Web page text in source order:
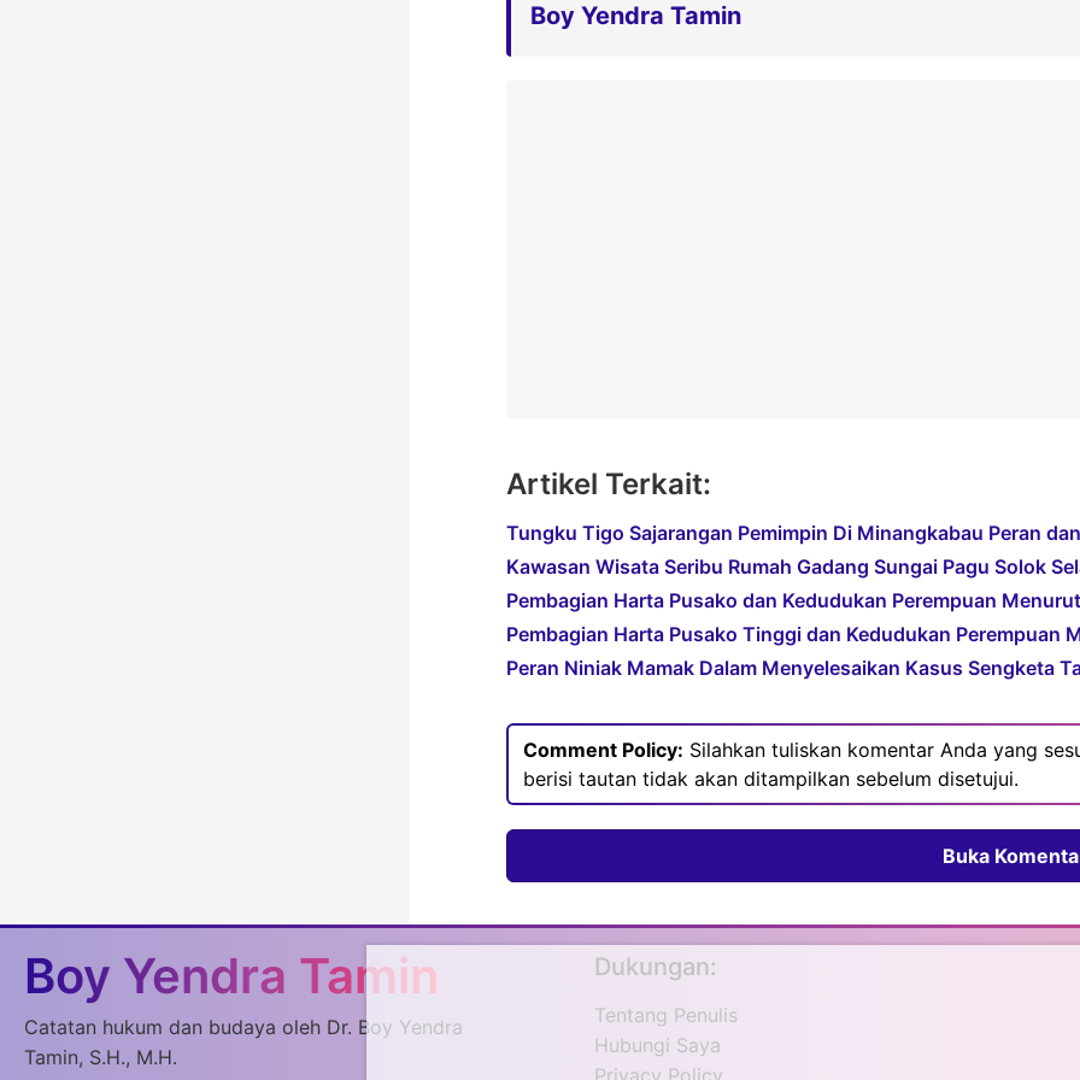
Boy Yendra Tamin
Artikel Terkait:
Tungku Tigo Sajarangan Pemimpin Di Minangkabau Peran
Kawasan Wisata Seribu Rumah Gadang Sungai Pagu Solok
Pembagian Harta Pusako dan Kedudukan Perempuan
Pembagian Harta Pusako Tinggi dan Kedudukan Perempuan
Peran Niniak Mamak Dalam Menyelesaikan Kasus Sengketa
Comment Policy: Silahkan tuliskan komentar Anda yang
berisi tautan tidak akan ditampilkan sebelum disetujui.
Buka
Boy Yendra Tamin
Catatan hukum dan budaya oleh Dr. Boy Yendra
Tamin, S.H., M.H.
Dukungan:
Tentang Penulis
Hubungi Saya
Privacy Policy